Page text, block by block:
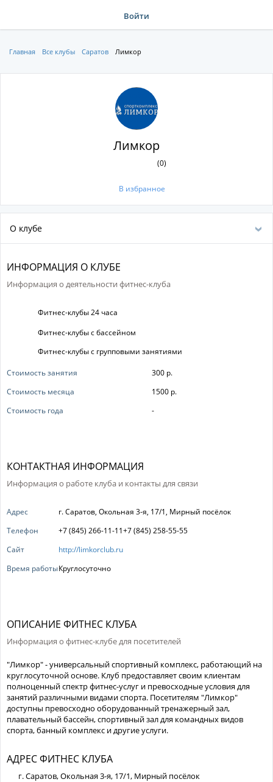
Войти
Главная Все клубы Саратов Лимкор
Лимкор
(0)
В избранное
О клубе
ИНФОРМАЦИЯ О КЛУБЕ
Информация о деятельности фитнес-клуба
Фитнес-клубы 24 часа
Фитнес-клубы с бассейном
Фитнес-клубы с групповыми занятиями
Стоимость занятия
300 р.
Стоимость месяца
1500 р.
Стоимость года
-
КОНТАКТНАЯ ИНФОРМАЦИЯ
Информация о работе клуба и контакты для связи
Адрес
г. Саратов, Окольная 3-я, 17/1, Мирный посёлок
Телефон
+7 (845) 266-11-11+7 (845) 258-55-55
Сайт
http://limkorclub.ru
Время работыКруглосуточно
ОПИСАНИЕ ФИТНЕС КЛУБА
Информация о фитнес-клубе для посетителей
"Лимкор" - универсальный спортивный комплекс, работающий на
круглосуточной основе. Клуб предоставляет своим клиентам
полноценный спектр фитнес-услуг и превосходные условия для
занятий различными видами спорта. Посетителям "Лимкор"
доступны превосходно оборудованный тренажерный зал,
плавательный бассейн, спортивный зал для командных видов
спорта, банный комплекс и другие услуги.
АДРЕС ФИТНЕС КЛУБА
г. Саратов, Окольная 3-я, 17/1, Мирный посёлок